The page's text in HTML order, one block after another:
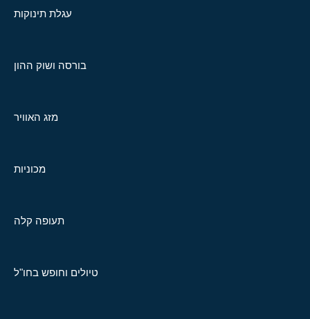
עגלת תינוקות
בורסה ושוק ההון
מזג האוויר
מכוניות
תעופה קלה
טיולים וחופש בחו"ל